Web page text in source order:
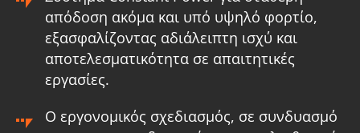
απόδοση ακόμα και υπό υψηλό φορτίο,
εξασφαλίζοντας αδιάλειπτη ισχύ και
αποτελεσματικότητα σε απαιτητικές
εργασίες.
Ο εργονομικός σχεδιασμός, σε συνδυασμό